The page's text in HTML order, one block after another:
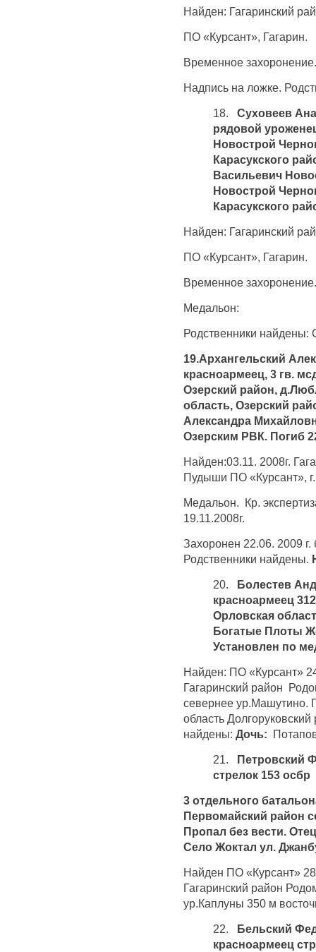
Найден: Гагаринский
ПО «Курсант», Гагарин.
Временное захоронение.
Надпись на ложке.
18. Суховеев
рядовой
Новострой
Карасукского
Васильевич
Новострой
Карасукского
Найден: Гагаринский
ПО «Курсант», Гагарин.
Временное захоронение.
Медальон:
Родственники найдены:
19.Архангельский
красноармеец, 3 гв.
Озерский район,
область, Озерский
Александра
Озерским РВК. Погиб
Найден:03.11. 2008г.
Пудыши ПО «Курсант», г.
Медальон. Кр.
19.11.2008г.
Захоронен 22.06. 2009
Родственники найдены.
20. Болестев
красноармеец
Орловская
Богатые Плоты
Установлен по
Найден: ПО «Курсант»
Гагаринский район
севернее ур.Машутино.
область
найдены: Дочь:
21. Петровский
стрелок 153 осбр
3 отдельного
Первомайский район
Пропал без вести.
Село Жоктал ул.
Найден ПО «Курсант»
Гагаринский район
ур.Каплуны 350 м
22. Бельский
красноармеец